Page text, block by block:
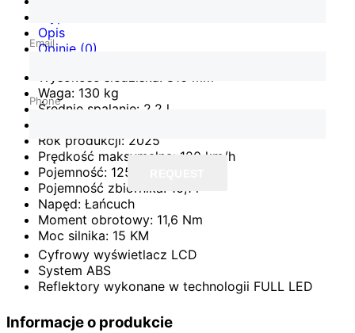
Opis
Opinie (0)
Wysokość siedziska: 816 mm
Waga: 130 kg
Średnie spalanie: 2,2 l
Rok produkcji: 2025
Prędkość maksymalna: 120 km/h
Pojemność: 125 cm3
Pojemność zbiornika: 10,1 l
Napęd: Łańcuch
Moment obrotowy: 11,6 Nm
Moc silnika: 15 KM
Cyfrowy wyświetlacz LCD
System ABS
Reflektory wykonane w technologii FULL LED
Informacje o produkcie
Email
Phone